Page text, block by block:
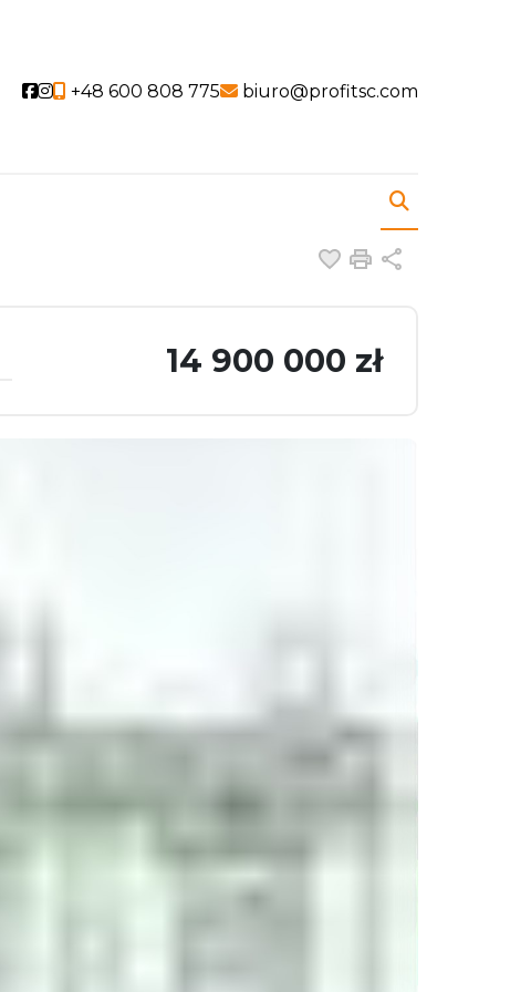
Social link
Social link
+48 600 808 775 biuro@profitsc.com
Dodaj do
Drukuj
14 900 000 zł